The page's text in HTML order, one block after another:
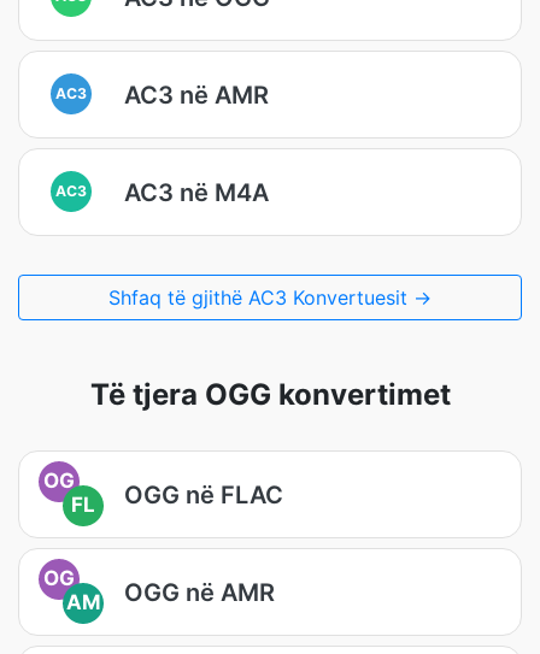
AC3 AC3 në AMR
AC3 AC3 në M4A
Shfaq të gjithë AC3 Konvertuesit →
Të tjera OGG konvertimet
OG
FL
OGG në FLAC
OG
AM
OGG në AMR